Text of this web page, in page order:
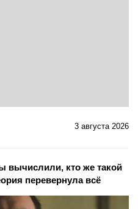
3 августа 2026
вычислили, кто же такой
перевернула всё